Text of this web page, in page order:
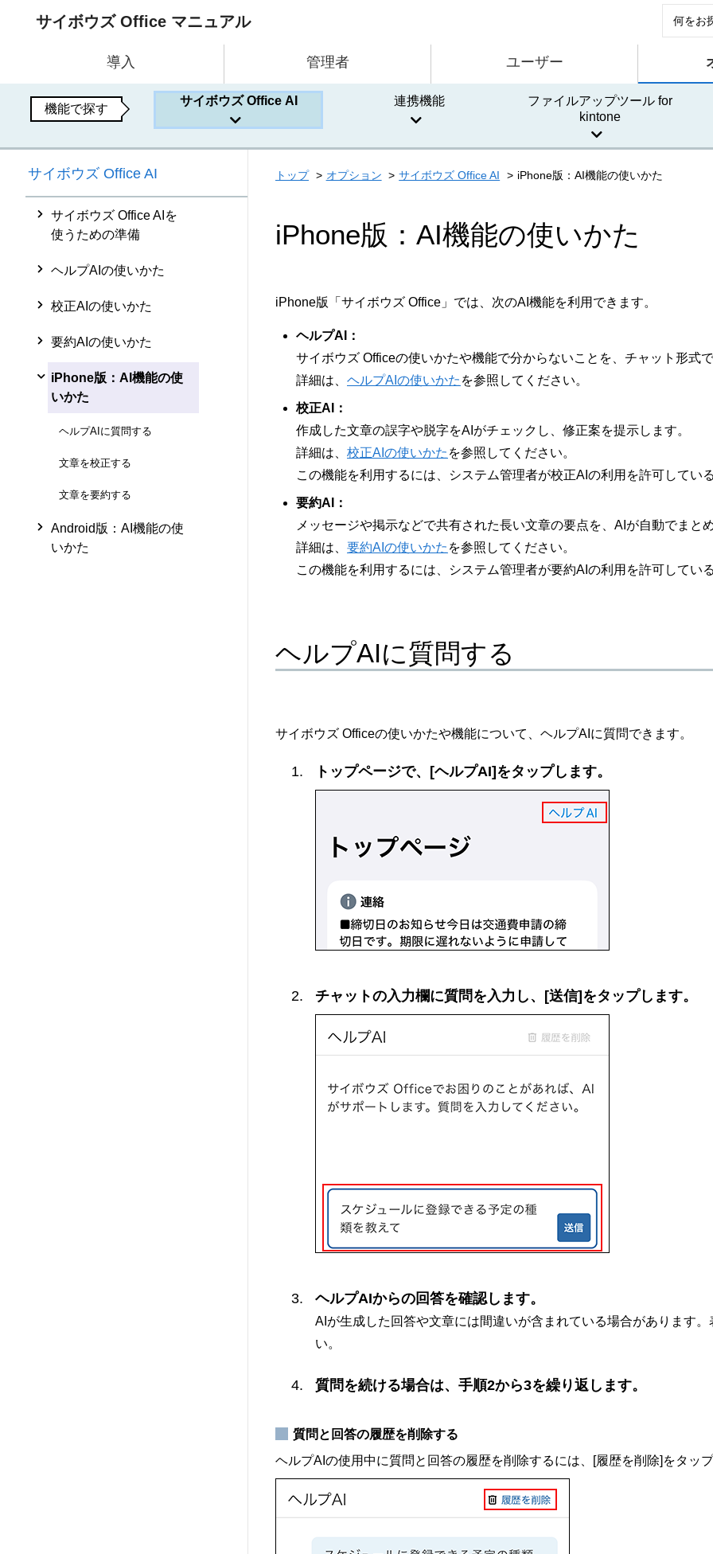
サイボウズ Office マニュアル
導入 管理者 ユーザー
機能で探す
サイボウズ Office AI 連携機能
ファイルアップツール for
kintone
サイボウズ Office AI
サイボウズ Office AIを
使うための準備
ヘルプAIの使いかた
校正AIの使いかた
要約AIの使いかた
iPhone版：AI機能の使
いかた
ヘルプAIに質問する
文章を校正する
文章を要約する
Android版：AI機能の使
いかた
トップ オプション サイボウズ Office AI iPhone版：AI機能の使いかた
iPhone版：AI機能の使いかた
iPhone版「サイボウズ Office」では、次のAI機能を利用できます。
ヘルプAI：
サイボウズ Officeの使いかたや機能で分からないことを、チャット形式で
詳細は、 ヘルプAIの使いかた を参照してください。
校正AI：
作成した文章の誤字や脱字をAIがチェックし、修正案を提示します。
詳細は、 校正AIの使いかた を参照してください。
この機能を利用するには、システム管理者が校正AIの利用を許可してい
要約AI：
メッセージや掲示などで共有された長い文章の要点を、AIが自動でまとめ
詳細は、 要約AIの使いかた を参照してください。
この機能を利用するには、システム管理者が要約AIの利用を許可してい
ヘルプAIに質問する
サイボウズ Officeの使いかたや機能について、ヘルプAIに質問できます。
トップページで、[ヘルプAI]をタップします。
チャットの入力欄に質問を入力し、[送信]をタップします。
ヘルプAIからの回答を確認します。
AIが生成した回答や文章には間違いが含まれている場合があります
い。
質問を続ける場合は、手順2から3を繰り返します。
質問と回答の履歴を削除する
ヘルプAIの使用中に質問と回答の履歴を削除するには、[履歴を削除]をタップ